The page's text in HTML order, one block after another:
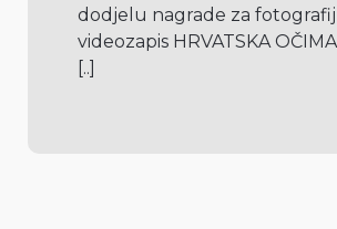
dodjelu nagrade za
[..]